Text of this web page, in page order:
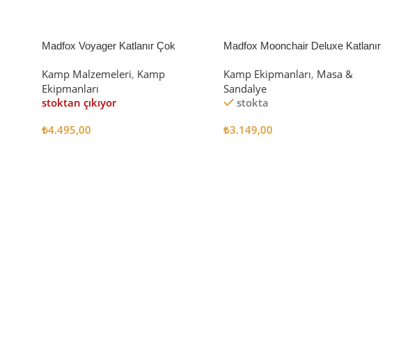
Madfox Voyager Katlanır Çok
BLACK
Kamp Malzemeleri, Kamp
Ekipmanları
stoktan çıkıyor
₺4.495,00
Madfox Moonchair Deluxe Katlanır
Kamp Ekipmanları, Masa &
Sandalye
stokta
₺3.149,00